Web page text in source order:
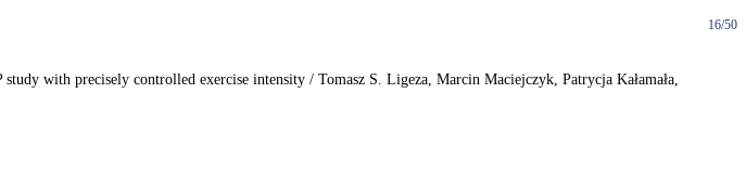
16/50
with precisely controlled exercise intensity / Tomasz S. Ligeza, Marcin Maciejczyk, Patrycja Kałamała,